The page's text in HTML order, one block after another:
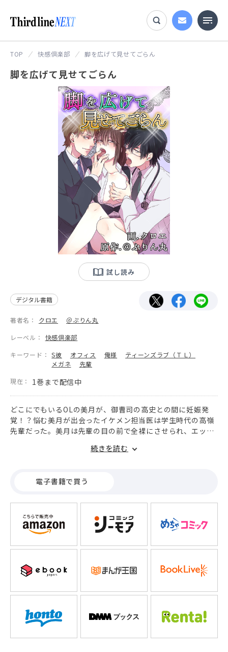
TOP 快感倶楽部 脚を広げて見せてごらん
脚を広げて見せてごらん
試し読み
デジタル書籍
著者名： クロエ
＠ぷりん丸
レーベル：
快感倶楽部
キーワード：
S彼 オフィス 俺様
ティーンズラブ（ＴＬ）
メガネ
先輩
現在：
1巻まで配信中
どこにでもいるOLの美月が、御曹司の高史との間に妊娠発
覚！？悩む美月が出会ったイケメン担当医は学生時代の高嶺
先輩だった。美月は先輩の目の前で全裸にさせられ、エッチ
続きを読む
電子書籍で買う